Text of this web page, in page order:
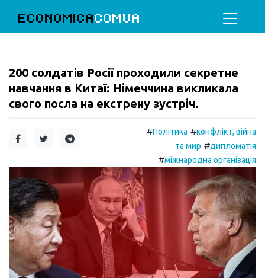
ECONOMICACOMUA
200 солдатів Росії проходили секретне
навчання в Китаї: Німеччина викликала
свого посла на екстрену зустріч.
#Політика #конфлікт, війна
та мир #дипломатія
#міжнародна організація